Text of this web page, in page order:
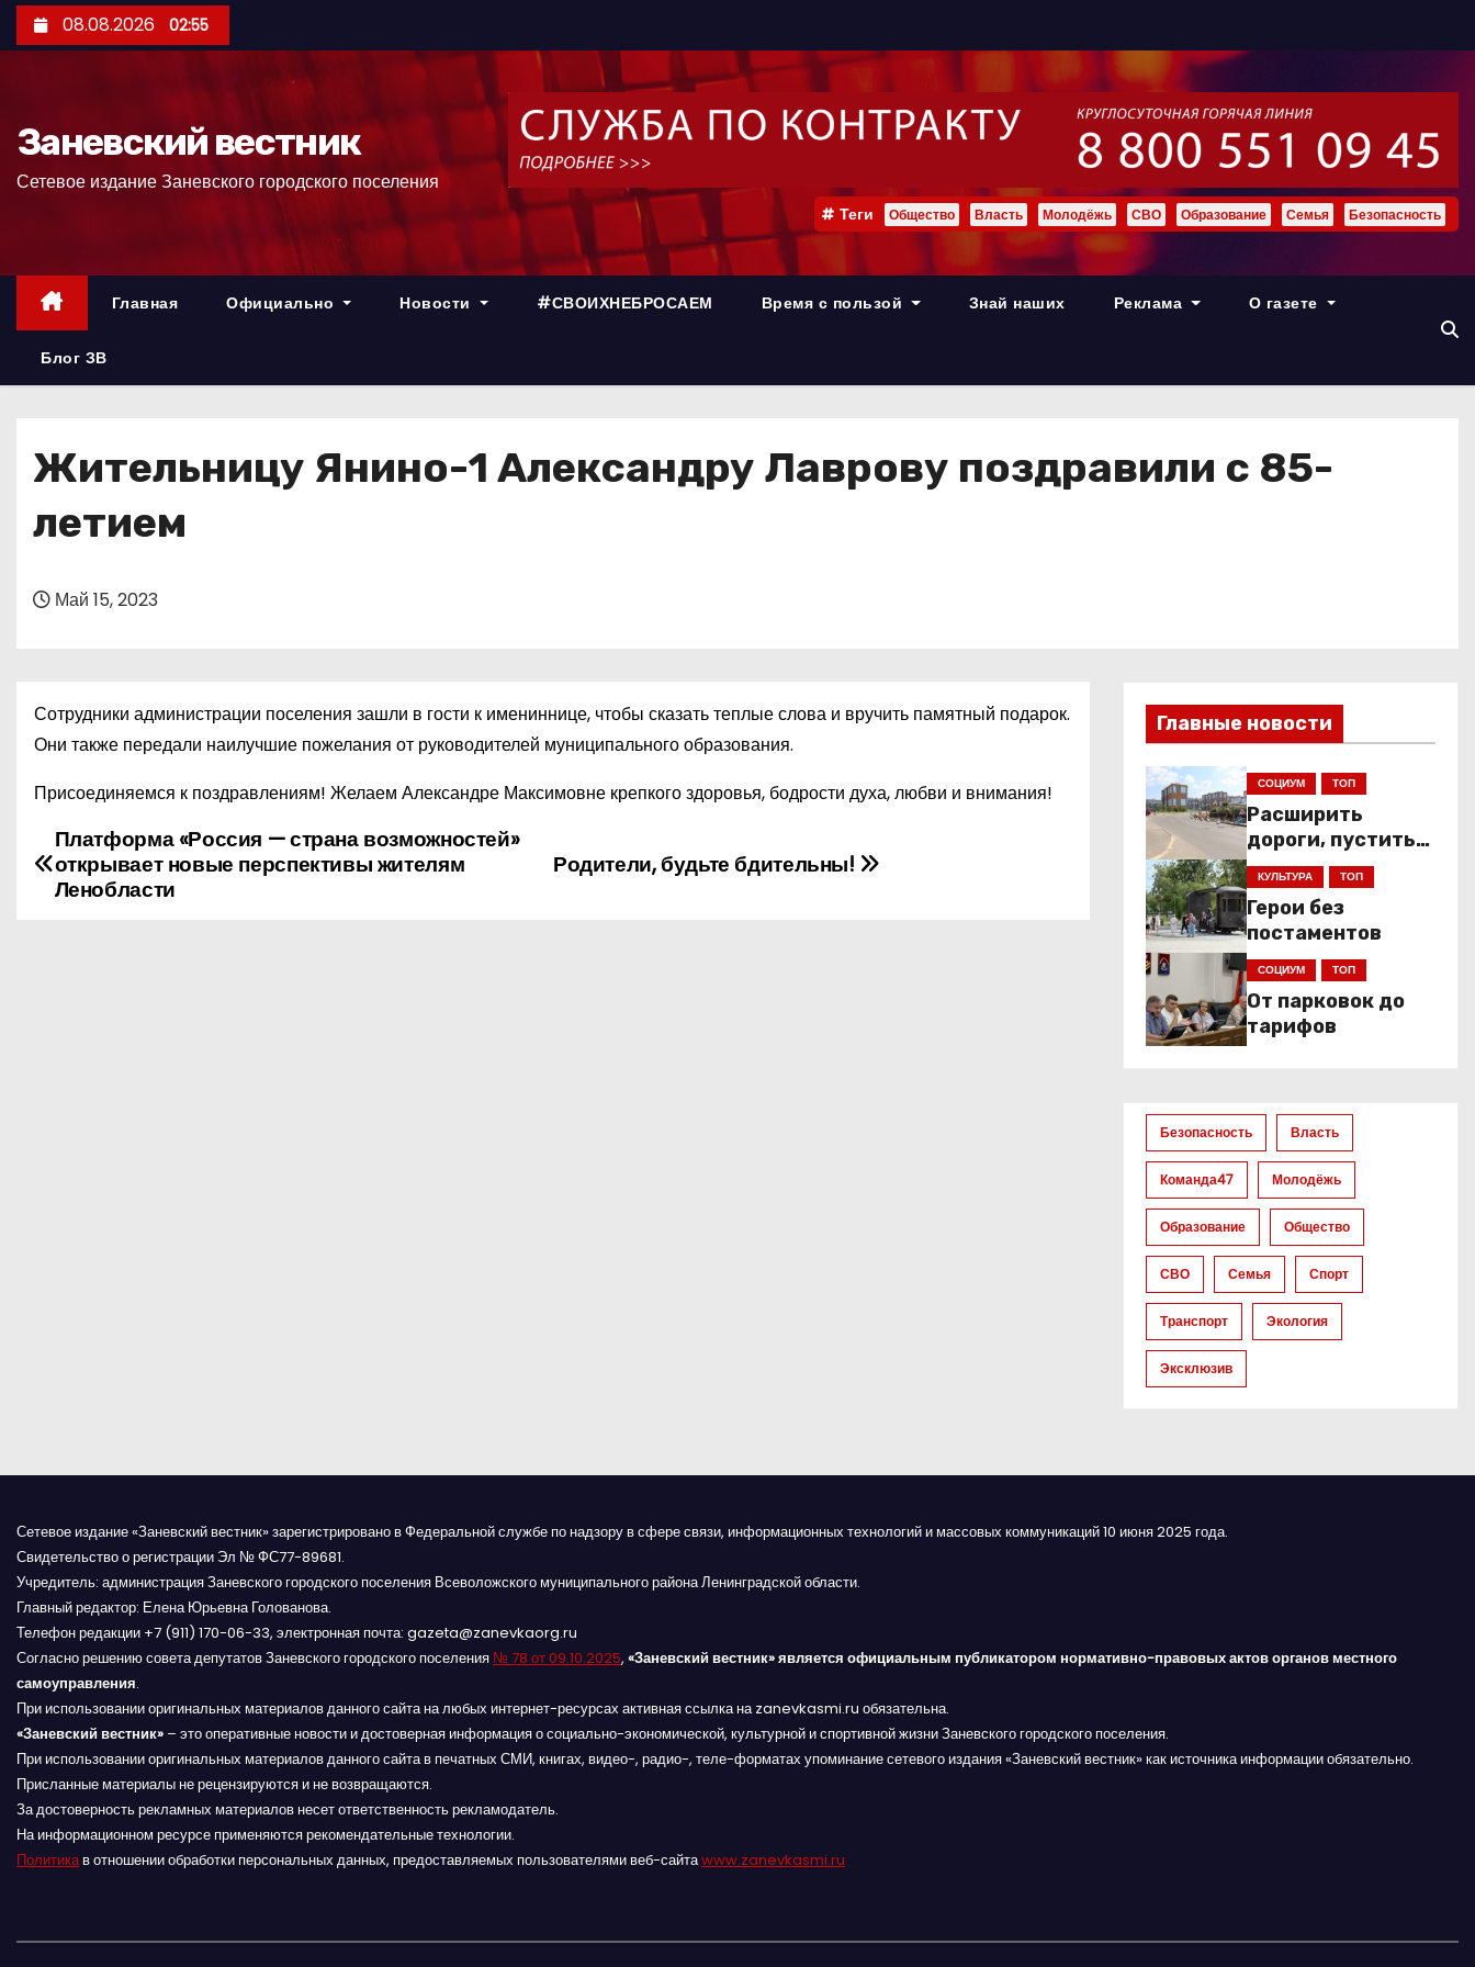
е
р
08.08.2026 02:55
Заневский вестник
Сетевое издание Заневского городского поселения
Теги Общество Власть Молодёжь СВО Образование Семья Безопасность
Главная Официально Новости #СВОИХНЕБРОСАЕМ Время с пользой Знай наших Реклама О газете
Блог ЗВ
Жительницу Янино-1 Александру Лаврову поздравили с 85-
летием
Май 15, 2023
Сотрудники администрации поселения зашли в гости к имениннице, чтобы сказать теплые слова и вручить памятный подарок.
Они также передали наилучшие пожелания от руководителей муниципального образования.
Присоединяемся к поздравлениям! Желаем Александре Максимовне крепкого здоровья, бодрости духа, любви и внимания!
Н
с
я
м
Родители, будьте бдительны!
Платформа «Россия — страна возможностей»
открывает новые перспективы жителям
Ленобласти
Главные новости
СОЦИУМ ТОП
Расширить
дороги, пустить
низкопольники
КУЛЬТУРА ТОП
Герои без
постаментов
СОЦИУМ ТОП
От парковок до
тарифов
Безопасность Власть
Команда47 Молодёжь
Образование Общество
СВО Семья Спорт
Транспорт Экология
Эксклюзив
Сетевое издание «Заневский вестник» зарегистрировано в Федеральной службе по надзору в сфере связи, информационных технологий и массовых коммуникаций 10 июня 2025 года.
Свидетельство о регистрации Эл № ФС77-89681.
Учредитель: администрация Заневского городского поселения Всеволожского муниципального района Ленинградской области.
Главный редактор: Елена Юрьевна Голованова.
Телефон редакции +7 (911) 170-06-33, электронная почта: gazeta@zanevkaorg.ru
Согласно решению совета депутатов Заневского городского поселения № 78 от 09.10.2025, «Заневский вестник» является официальным публикатором нормативно-правовых актов органов местного
самоуправления.
При использовании оригинальных материалов данного сайта на любых интернет-ресурсах активная ссылка на zanevkasmi.ru обязательна.
«Заневский вестник» – это оперативные новости и достоверная информация о социально-экономической, культурной и спортивной жизни Заневского городского поселения.
При использовании оригинальных материалов данного сайта в печатных СМИ, книгах, видео-, радио-, теле-форматах упоминание сетевого издания «Заневский вестник» как источника информации обязательно.
Присланные материалы не рецензируются и не возвращаются.
За достоверность рекламных материалов несет ответственность рекламодатель.
На информационном ресурсе применяются рекомендательные технологии.
Политикав отношении обработки персональных данных, предоставляемых пользователями веб-сайтаwww.zanevkasmi.ru